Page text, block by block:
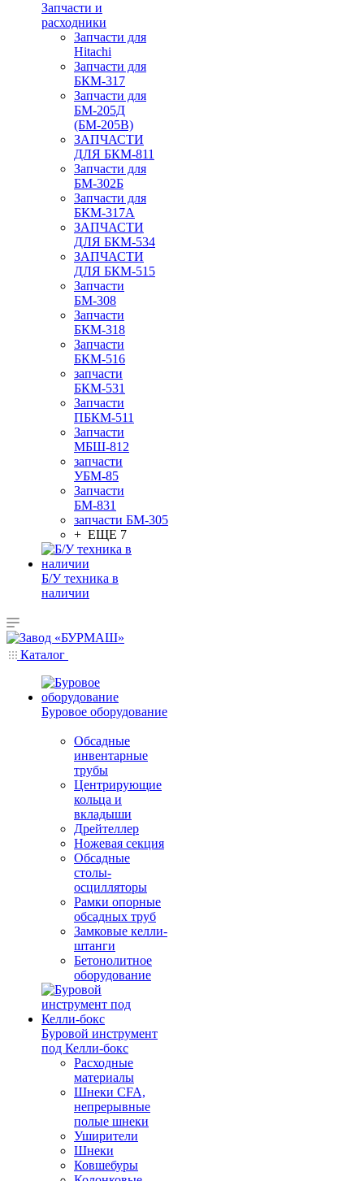
Запчасти и
расходники
Запчасти для
Hitachi
Запчасти для
БКМ-317
Запчасти для
БМ-205Д
(БМ-205В)
ЗАПЧАСТИ
ДЛЯ БКМ-811
Запчасти для
БМ-302Б
Запчасти для
БКМ-317А
ЗАПЧАСТИ
ДЛЯ БКМ-534
ЗАПЧАСТИ
ДЛЯ БКМ-515
Запчасти
БМ-308
Запчасти
БКМ-318
Запчасти
БКМ-516
запчасти
БКМ-531
Запчасти
ПБКМ-511
Запчасти
МБШ-812
запчасти
УБМ-85
Запчасти
БМ-831
запчасти БМ-305
+ ЕЩЕ 7
Б/У техника в
наличии
Каталог
Буровое оборудование
Обсадные
инвентарные
трубы
Центрирующие
кольца и
вкладыши
Дрейтеллер
Ножевая секция
Обсадные
столы-
осцилляторы
Рамки опорные
обсадных труб
Замковые келли-
штанги
Бетонолитное
оборудование
Буровой инструмент
под Келли-бокс
Расходные
материалы
Шнеки CFA,
непрерывные
полые шнеки
Уширители
Шнеки
Ковшебуры